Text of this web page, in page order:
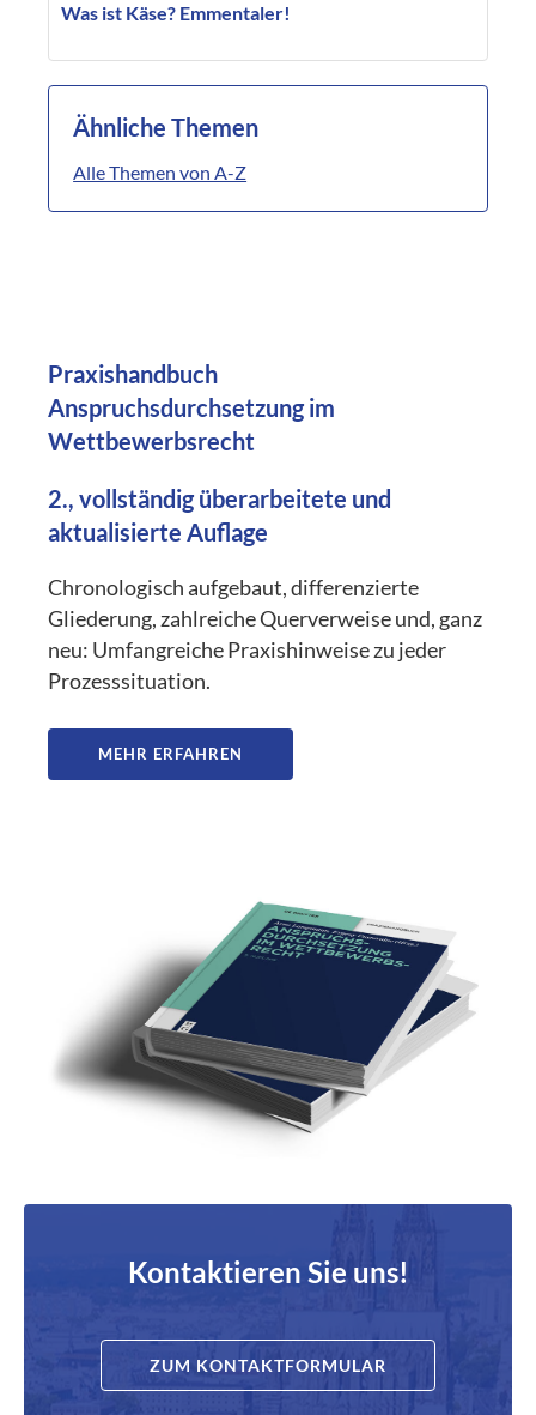
Was ist Käse? Emmentaler!
Ähnliche Themen
Alle Themen von A-Z
Praxishandbuch
Anspruchsdurchsetzung im
Wettbewerbsrecht
2., vollständig überarbeitete und
aktualisierte Auflage
Chronologisch aufgebaut, differenzierte
Gliederung, zahlreiche Querverweise und, ganz
neu: Umfangreiche Praxishinweise zu jeder
Prozesssituation.
MEHR ERFAHREN
Kontaktieren Sie uns!
ZUM KONTAKTFORMULAR